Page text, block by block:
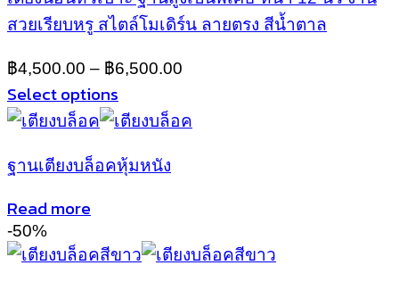
options
be
chosen
on
the
page
สวยเรียบหรู สไตล์โมเดิร์น ลายตรง สีน้ำตาล
฿4,500.00 – ฿6,500.00
Select options
This
multiple
The
options
may
ฐานเตียงบล็อคหุ้มหนัง
Read more
-50%